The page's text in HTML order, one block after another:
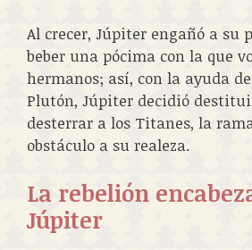
Al crecer, Júpiter engañó a su
beber una pócima con la que
hermanos; así, con la ayuda
Plutón, Júpiter decidió
desterrar a los Titanes, la
obstáculo a su realeza.
La rebelión
Júpiter